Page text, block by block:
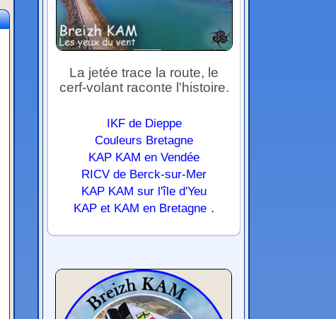
La jetée trace la route, le
cerf-volant raconte l'histoire.
IKF de Dieppe
Couleurs Bretagne
KAP KAM en Vendée
RICV de Berck-sur-Mer
KAP KAM sur l'île d'Yeu
KAP et KAM en Bretagne .